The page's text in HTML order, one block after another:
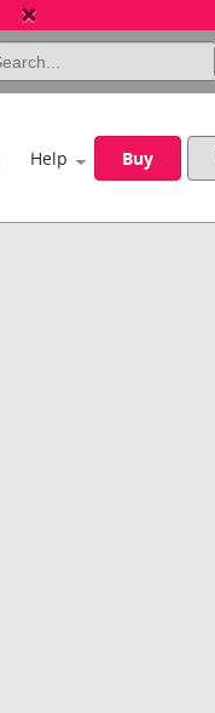
Help Buy